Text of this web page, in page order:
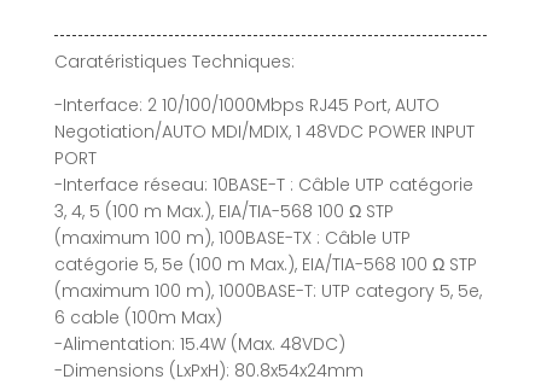
Caratéristiques Techniques:
-Interface: 2 10/100/1000Mbps RJ45 Port, AUTO
Negotiation/AUTO MDI/MDIX, 1 48VDC POWER INPUT
PORT
-Interface réseau: 10BASE-T : Câble UTP catégorie
3, 4, 5 (100 m Max.), EIA/TIA-568 100 Ω STP
(maximum 100 m), 100BASE-TX : Câble UTP
catégorie 5, 5e (100 m Max.), EIA/TIA-568 100 Ω STP
(maximum 100 m), 1000BASE-T: UTP category 5, 5e,
6 cable (100m Max)
-Alimentation: 15.4W (Max. 48VDC)
-Dimensions (LxPxH): 80.8x54x24mm